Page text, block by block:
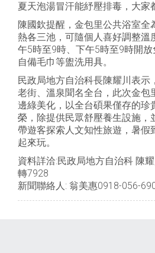
夏天泡湯冒汗能紓壓排毒，大家
陳國欽提醒，金包里公共浴室全
熱各三池，可隨個人喜好調整溫
午5時至9時、下午5時至9時開
自備毛巾等盥洗用具。
民政局地方自治科長陳耀川表示
老街、溫泉聞名全台，此次金包
邊綠美化，以全台碩果僅存的珍
榮，除提供民眾舒壓養生設施，
帶遊客探索人文知性旅遊，暑假
起來玩。
資料詳洽:民政局地方自治科 陳
轉7928
新聞聯絡人: 翁美惠0918-056-